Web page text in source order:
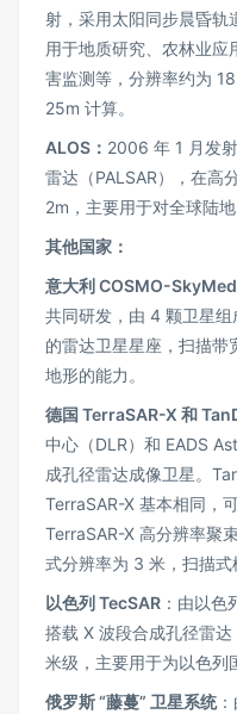
射，采用太阳同步晨昏轨
用于地质研究、农林业
害监测等，分辨率约为
25m 计算。
ALOS： 2006 年 1 月发
雷达（PALSAR），在高
2m，主要用于对全球陆
其他国家：
意大利 COSMO-SkyMed
共同研发，由 4 颗卫星
的雷达卫星星座，扫描
地形的能力。
德国 TerraSAR-X 和
中心（DLR）和 EADS
成孔径雷达成像卫星。
TerraSAR-X 基本相同，
TerraSAR-X 高分辨率聚
式分辨率为 3 米，扫描式
以色列 TecSAR ：由以色
搭载 X 波段合成孔径雷
米级，主要用于为以色列
俄罗斯 “藤蔓” 卫星系统：